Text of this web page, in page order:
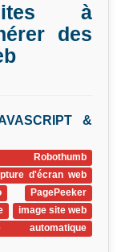
à
des
&
Robothumb
d'écran web
PagePeeker
image site web
automatique